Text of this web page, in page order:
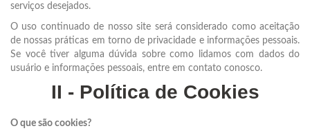
serviços desejados.
O uso continuado de nosso site será considerado como aceitação
de nossas práticas em torno de privacidade e informações pessoais.
Se você tiver alguma dúvida sobre como lidamos com dados do
usuário e informações pessoais, entre em contato conosco.
II - Política de Cookies
O que são cookies?